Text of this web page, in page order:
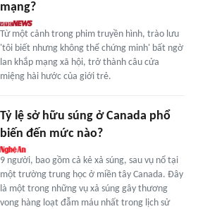
mạng?
Từ một cảnh trong phim truyền hình, trào lưu
'tôi biết nhưng không thể chứng minh' bất ngờ
lan khắp mạng xã hội, trở thành câu cửa
miệng hài hước của giới trẻ.
Tỷ lệ sở hữu súng ở Canada phổ
biến đến mức nào?
9 người, bao gồm cả kẻ xả súng, sau vụ nổ tại
một trường trung học ở miền tây Canada. Đây
là một trong những vụ xả súng gây thương
vong hàng loạt đẫm máu nhất trong lịch sử